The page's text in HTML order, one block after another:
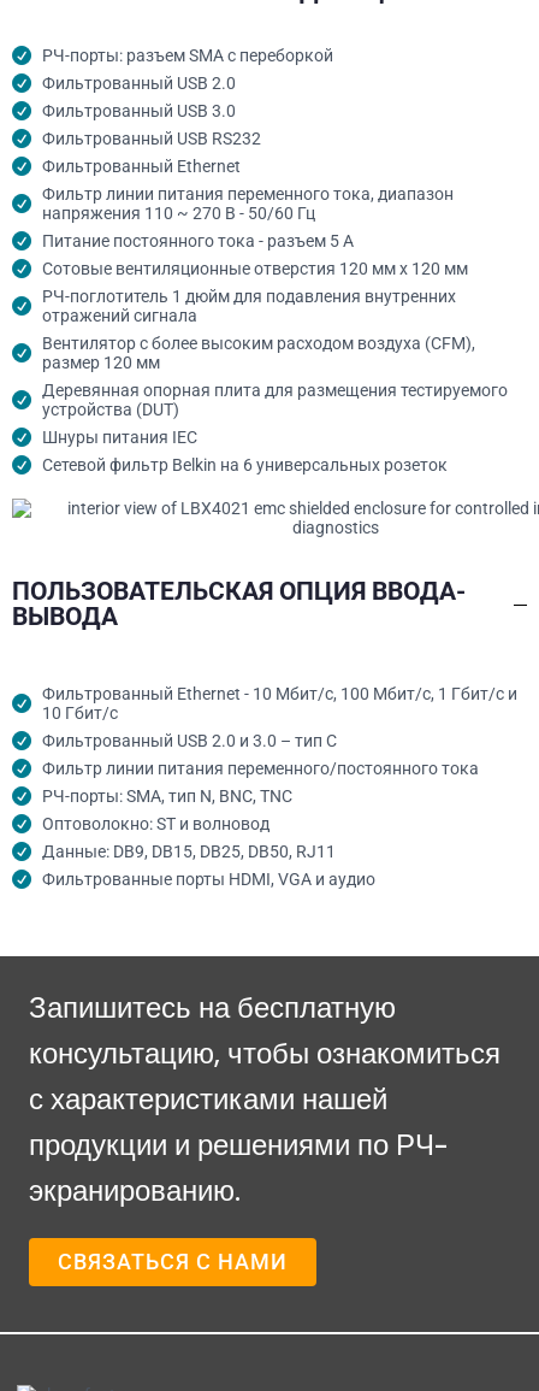
РЧ-порты: разъем SMA с переборкой
Фильтрованный USB 2.0
Фильтрованный USB 3.0
Фильтрованный USB RS232
Фильтрованный Ethernet
Фильтр линии питания переменного тока, диапазон
напряжения 110 ~ 270 В - 50/60 Гц
Питание постоянного тока - разъем 5 А
Сотовые вентиляционные отверстия 120 мм x 120 мм
РЧ-поглотитель 1 дюйм для подавления внутренних
отражений сигнала
Вентилятор с более высоким расходом воздуха (CFM),
размер 120 мм
Деревянная опорная плита для размещения тестируемого
устройства (DUT)
Шнуры питания IEC
Сетевой фильтр Belkin на 6 универсальных розеток
ПОЛЬЗОВАТЕЛЬСКАЯ ОПЦИЯ ВВОДА-
ВЫВОДА
Фильтрованный Ethernet - 10 Мбит/с, 100 Мбит/с, 1 Гбит/с и
10 Гбит/с
Фильтрованный USB 2.0 и 3.0 – тип C
Фильтр линии питания переменного/постоянного тока
РЧ-порты: SMA, тип N, BNC, TNC
Оптоволокно: ST и волновод
Данные: DB9, DB15, DB25, DB50, RJ11
Фильтрованные порты HDMI, VGA и аудио
Запишитесь на бесплатную
консультацию, чтобы ознакомиться
с характеристиками нашей
продукции и решениями по РЧ-
экранированию.
СВЯЗАТЬСЯ С НАМИ